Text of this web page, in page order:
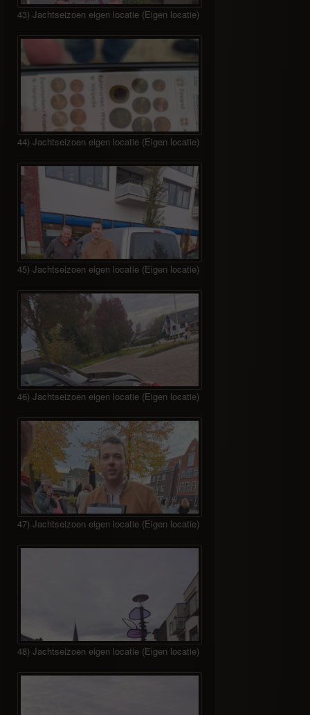
43) Jachtseizoen eigen locatie (Eigen locatie)
44) Jachtseizoen eigen locatie (Eigen locatie)
45) Jachtseizoen eigen locatie (Eigen locatie)
46) Jachtseizoen eigen locatie (Eigen locatie)
47) Jachtseizoen eigen locatie (Eigen locatie)
48) Jachtseizoen eigen locatie (Eigen locatie)